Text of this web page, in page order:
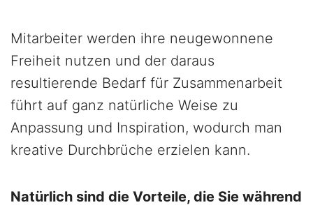
Mitarbeiter werden ihre neugewonnene
Freiheit nutzen und der daraus
resultierende Bedarf für Zusammenarbeit
führt auf ganz natürliche Weise zu
Anpassung und Inspiration, wodurch man
kreative Durchbrüche erzielen kann.
Natürlich sind die Vorteile, die Sie während